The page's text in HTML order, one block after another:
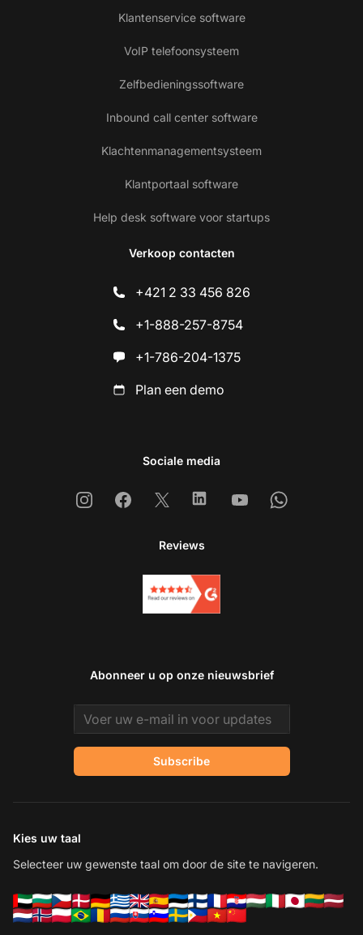
Klantenservice software
VoIP telefoonsysteem
Zelfbedieningssoftware
Inbound call center software
Klachtenmanagementsysteem
Klantportaal software
Help desk software voor startups
Verkoop contacten
+421 2 33 456 826
+1-888-257-8754
+1-786-204-1375
Plan een demo
Sociale media
InstagramFacebook
X LinkedinYoutubeWhatsapp
Reviews
Abonneer u op onze nieuwsbrief
Email address
Subscribe
Kies uw taal
Selecteer uw gewenste taal om door de site te navigeren.